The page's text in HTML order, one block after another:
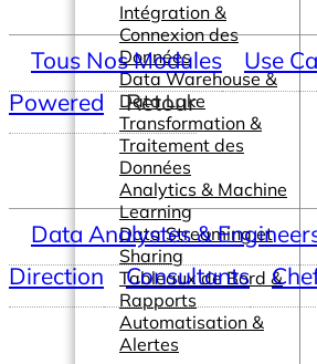
Intégration &
Connexion des
Données
Data Warehouse &
Data Lake
Transformation &
Traitement des
Données
Analytics & Machine
Learning
Data Streaming et
Sharing
Tableaux de Bord &
Rapports
Automatisation &
Alertes
Tous Nos Modules Use
Powered
Retour
Data Analystes &
Direction
Consultants